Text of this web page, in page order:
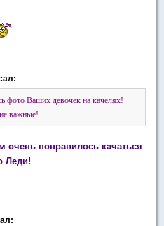
фото Ваших девочек на качелях!
важные!
очень понравилось качаться
Леди!